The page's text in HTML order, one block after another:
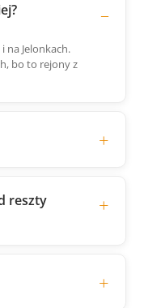
na Jelonkach.
bo to rejony z
reszty